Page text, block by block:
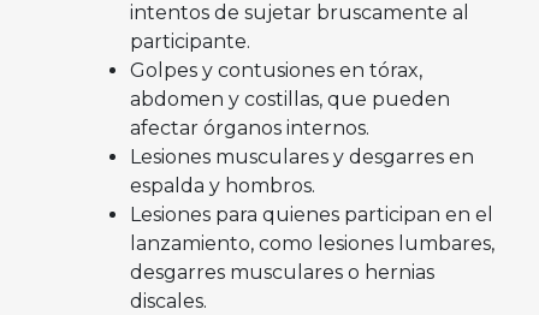
intentos de sujetar bruscamente al
participante.
Golpes y contusiones en tórax,
abdomen y costillas, que pueden
afectar órganos internos.
Lesiones musculares y desgarres en
espalda y hombros.
Lesiones para quienes participan en el
lanzamiento, como lesiones lumbares,
desgarres musculares o hernias
discales.